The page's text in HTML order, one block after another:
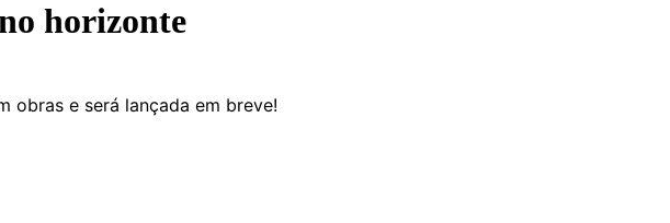
horizonte
obras e será lançada em breve!